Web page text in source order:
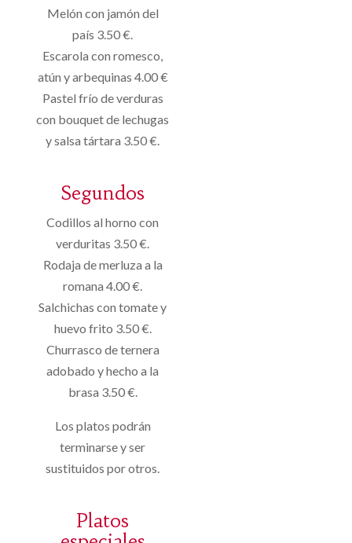
Melón con jamón del
país 3.50 €.
Escarola con romesco,
atún y arbequinas 4.00 €
Pastel frío de verduras
con bouquet de lechugas
y salsa tártara 3.50 €.
Segundos
Codillos al horno con
verduritas 3.50 €.
Rodaja de merluza a la
romana 4.00 €.
Salchichas con tomate y
huevo frito 3.50 €.
Churrasco de ternera
adobado y hecho a la
brasa 3.50 €.
Los platos podrán
terminarse y ser
sustituidos por otros.
Platos